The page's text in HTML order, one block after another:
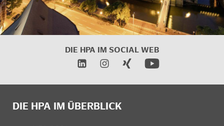
DIE HPA IM SOCIAL WEB
DIE HPA IM ÜBERBLICK